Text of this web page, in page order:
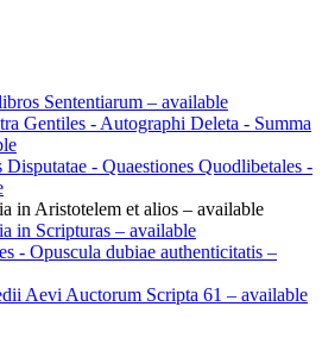
Sententiarum – available
Gentiles - Autographi Deleta - Summa
Disputatae - Quaestiones Quodlibetales -
in Aristotelem et alios – available
in Scripturas – available
- Opuscula dubiae authenticitatis –
Aevi Auctorum Scripta 61 – available